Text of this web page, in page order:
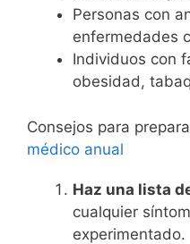
Personas con
enfermedades
Individuos con
obesidad,
Consejos para
médico anual
Haz una lista
cualquier
experimentado.